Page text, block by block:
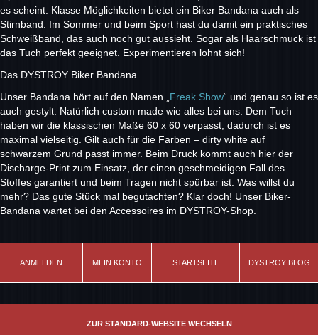
es scheint. Klasse Möglichkeiten bietet ein Biker Bandana auch als
Stirnband. Im Sommer und beim Sport hast du damit ein praktisches
Schweißband, das auch noch gut aussieht. Sogar als Haarschmuck ist
das Tuch perfekt geeignet. Experimentieren lohnt sich!
Das DYSTROY Biker Bandana
Unser Bandana hört auf den Namen „ Freak Show“ und genau so ist es
auch gestylt. Natürlich custom made wie alles bei uns. Dem Tuch
haben wir die klassischen Maße 60 x 60 verpasst, dadurch ist es
maximal vielseitig. Gilt auch für die Farben – dirty white auf
schwarzem Grund passt immer. Beim Druck kommt auch hier der
Discharge-Print zum Einsatz, der einen geschmeidigen Fall des
Stoffes garantiert und beim Tragen nicht spürbar ist. Was willst du
mehr? Das gute Stück mal begutachten? Klar doch! Unser Biker-
Bandana wartet bei den Accessoires im DYSTROY-Shop.
ANMELDEN MEIN KONTO STARTSEITE DYSTROY BLOG
ZUR STANDARD-WEBSITE WECHSELN